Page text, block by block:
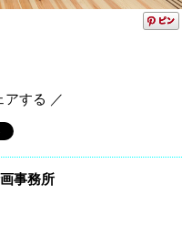
アする ／
事務所